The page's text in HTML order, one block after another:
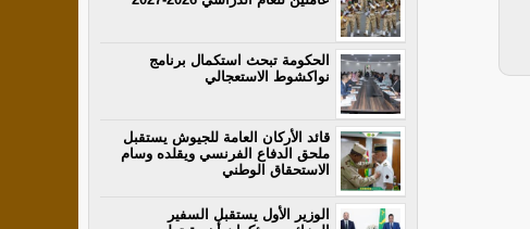
الحكومة تبحث استكمال برنامج
نواكشوط الاستعجالي
قائد الأركان العامة للجيوش يستقبل
ملحق الدفاع الفرنسي ويقلده وسام
الاستحقاق الوطني
الوزير الأول يستقبل السفير